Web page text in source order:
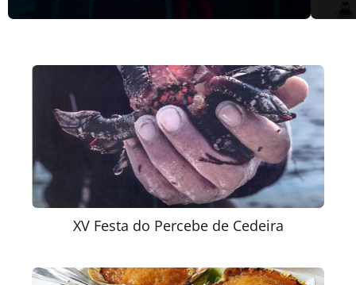
XV Festa do Percebe de Cedeira